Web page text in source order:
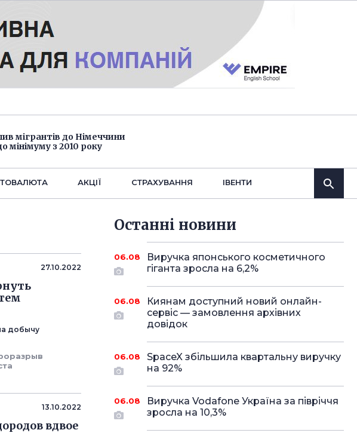
мігрантів до Німеччини
мінімуму з 2010 року
АКЦІЇ СТРАХУВАННЯ IВЕНТИ
27.10.2022
добычу
13.10.2022
вдвое
Останнi новини
06.08
Виручка японського косметичного
гіганта зросла на 6,2%
06.08
Киянам доступний новий онлайн-
сервіс — замовлення архівних
довідок
06.08
SpaceX збільшила квартальну виручку
на 92%
06.08
Виручка Vodafone Україна за півріччя
зросла на 10,3%